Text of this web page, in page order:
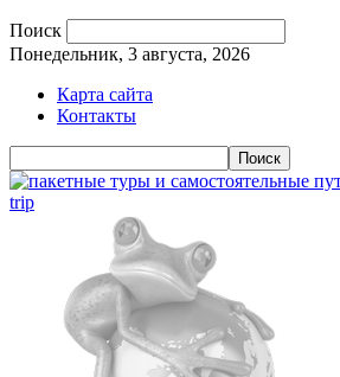
Поиск
Понедельник, 3 августа, 2026
Карта сайта
Контакты
trip